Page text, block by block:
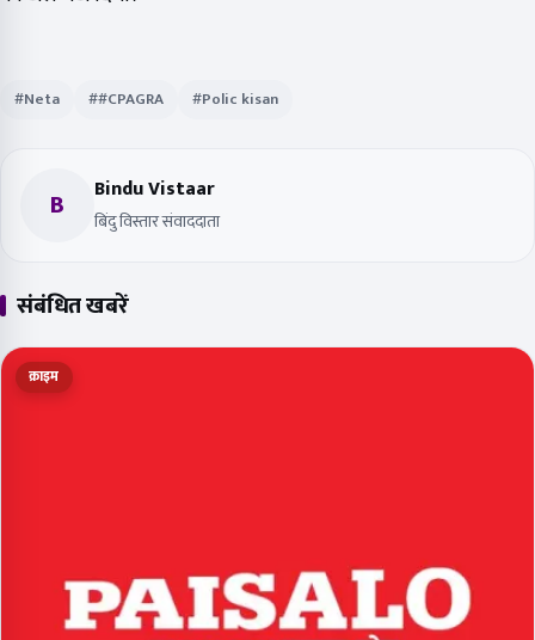
#Neta ##CPAGRA #Polic kisan
B Bindu Vistaar
बिंदु विस्तार संवाददाता
संबंधित खबरें
क्राइम